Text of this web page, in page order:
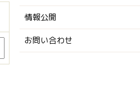
情報公開
お問い合わせ